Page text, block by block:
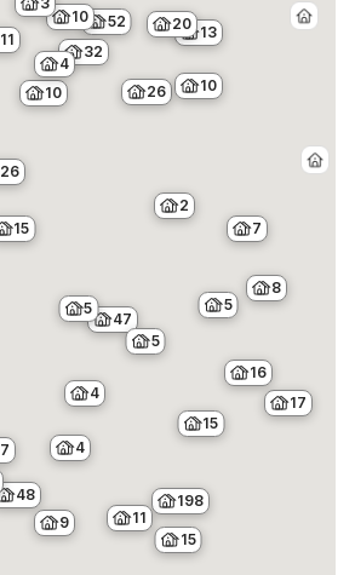
198
47
48
52
32
17
15
15
11
10
26
15
11
9
8
16
13
20
26
10
7
5
10
5
4
7
2
5
4
4